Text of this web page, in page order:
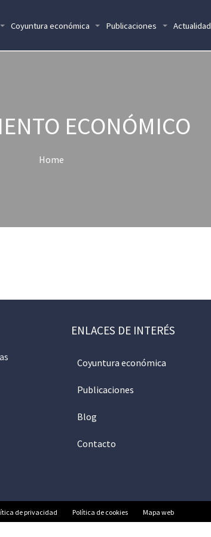
Coyuntura económica Publicaciones Actualidad
ECONÓMICO
Home
ENLACES DE INTERÉS
Coyuntura económica
Publicaciones
Blog
Contacto
de privacidad Política de cookies Mapa web